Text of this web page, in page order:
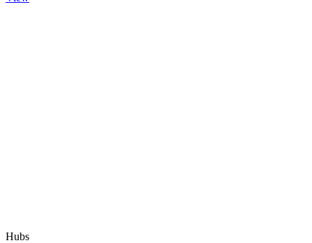
Hubs